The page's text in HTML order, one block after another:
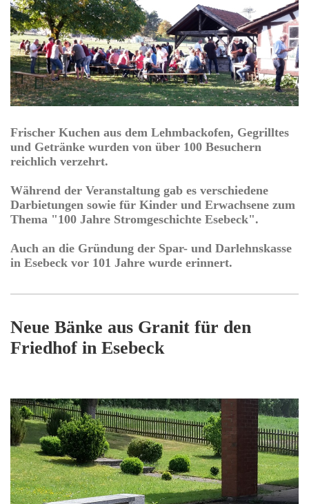
Frischer Kuchen aus dem Lehmbackofen, Gegrilltes
und Getränke wurden von über 100 Besuchern
reichlich verzehrt.
Während der Veranstaltung gab es verschiedene
Darbietungen sowie für Kinder und Erwachsene zum
Thema "100 Jahre Stromgeschichte Esebeck".
Auch an die Gründung der Spar- und Darlehnskasse
in Esebeck vor 101 Jahre wurde erinnert.
Neue Bänke aus Granit für den
Friedhof in Esebeck